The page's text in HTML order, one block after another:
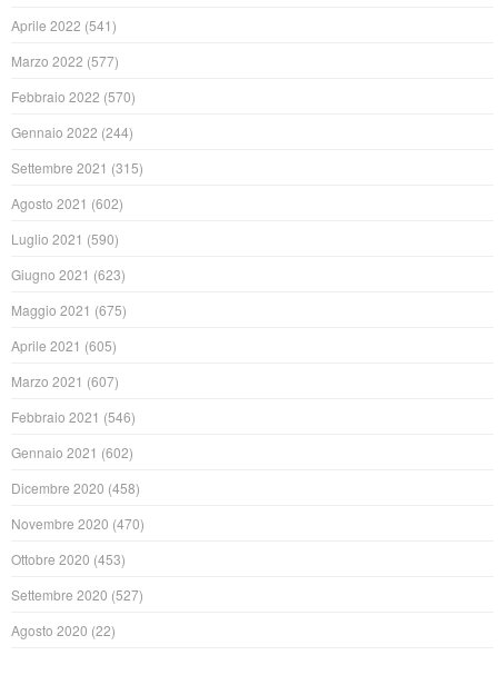
Aprile 2022 (541)
Marzo 2022 (577)
Febbraio 2022 (570)
Gennaio 2022 (244)
Settembre 2021 (315)
Agosto 2021 (602)
Luglio 2021 (590)
Giugno 2021 (623)
Maggio 2021 (675)
Aprile 2021 (605)
Marzo 2021 (607)
Febbraio 2021 (546)
Gennaio 2021 (602)
Dicembre 2020 (458)
Novembre 2020 (470)
Ottobre 2020 (453)
Settembre 2020 (527)
Agosto 2020 (22)